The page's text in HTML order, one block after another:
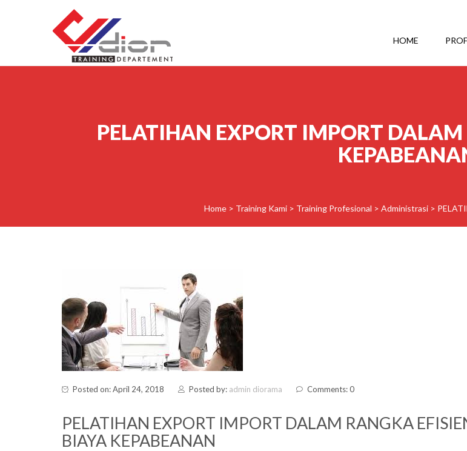
HOME
PELATIHAN EXPORT IMPORT
Home > Training Kami > Training Profesional > Administrasi >
Posted on: April 24, 2018 Posted by: admin diorama Comments: 0
PELATIHAN EXPORT IMPORT DALAM RANGKA
BIAYA KEPABEANAN